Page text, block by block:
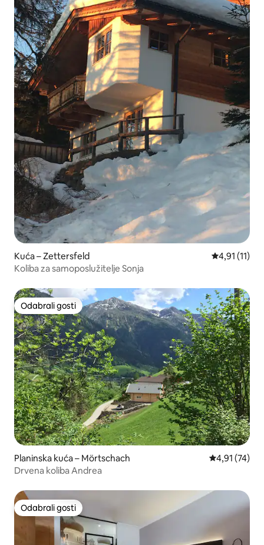
Kuća – Zettersfeld Prosječna
4,91 (11)
Koliba za samoposlužitelje Sonja
Odabrali gosti
Odabrali gosti
Planinska kuća – Mörtschach Prosječna
4,91 (74)
Drvena koliba Andrea
Odabrali gosti
Odabrali gosti